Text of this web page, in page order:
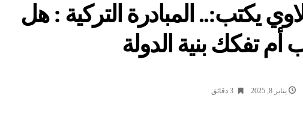
يكتب:.. المبادرة التركية : هل
تفكك بنية الدولة
يناير 8, 2025 3 ‫دقائق‬